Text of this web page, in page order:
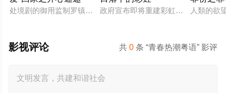
处境剧的御用监制罗镇岳已经准备开拍新一套处境剧，暂定叫
政府宣布即将重建彩虹邨──这条超
人類的欲
共0 条 “青春热潮粤语” 影评
影视评论